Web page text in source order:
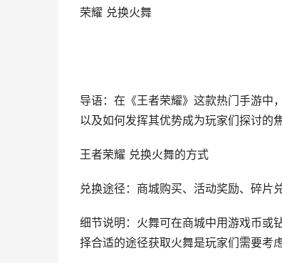
荣耀 兑换火舞
导语：在《王者荣耀》这款热门手游中
以及如何发挥其优势成为玩家们探讨的焦
王者荣耀 兑换火舞的方式
兑换途径：商城购买、活动奖励、碎片
细节说明：火舞可在商城中用游戏币或
择合适的途径获取火舞是玩家们需要考